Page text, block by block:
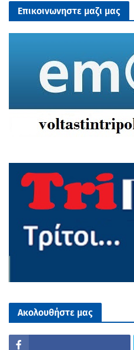
Επικοινωνηστε μαζι μας
Ακολουθήστε μας